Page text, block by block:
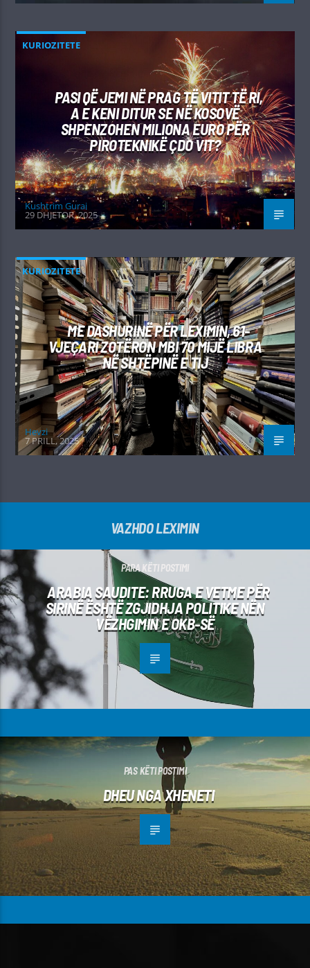
KURIOZITETE
PASI QË JEMI NË PRAG TË VITIT TË RI,
A E KENI DITUR SE NË KOSOVË
SHPENZOHEN MILIONA EURO PËR
PIROTEKNIKË ÇDO VIT?
Kushtrim Guraj
29 DHJETOR, 2025
KURIOZITETE
ME DASHURINË PËR LEXIMIN, 61-
VJEÇARI ZOTËRON MBI 70 MIJË LIBRA
NË SHTËPINË E TIJ
Hevzi
7 PRILL, 2025
VAZHDO LEXIMIN
PARA KËTI POSTIMI
ARABIA SAUDITE: RRUGA E VETME PËR
SIRINË ËSHTË ZGJIDHJA POLITIKE NËN
VËZHGIMIN E OKB-SË
PAS KËTI POSTIMI
DHEU NGA XHENETI